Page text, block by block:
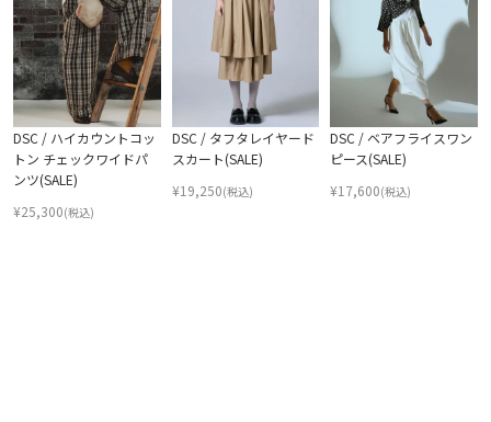
DSC / ハイカウントコッ
トン チェックワイドパ
ンツ(SALE)
¥25,300(税込)
DSC / タフタレイヤード
スカート(SALE)
¥19,250(税込)
DSC / ベアフライスワン
ピース(SALE)
¥17,600(税込)